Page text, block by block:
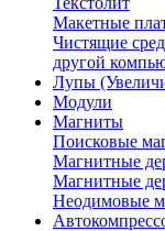
Макетные
Чистящие
другой
Лупы
Модули
Магниты
Поисковые
Магнитные
Магнитные
Неодимовые